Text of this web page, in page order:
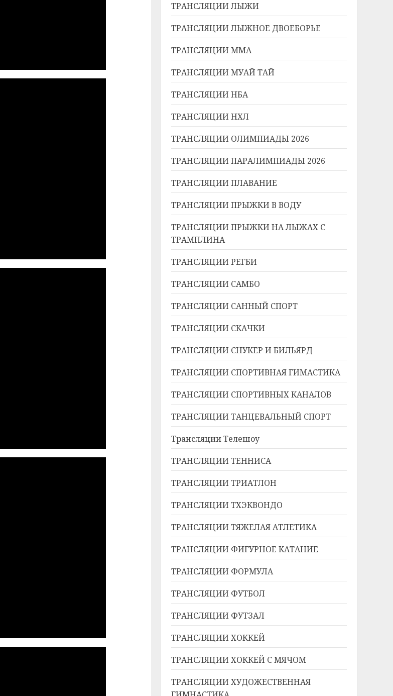
ТРАНСЛЯЦИИ ЛЫЖИ
ТРАНСЛЯЦИИ ЛЫЖНОЕ ДВОЕБОРЬЕ
ТРАНСЛЯЦИИ ММА
ТРАНСЛЯЦИИ МУАЙ ТАЙ
ТРАНСЛЯЦИИ НБА
ТРАНСЛЯЦИИ НХЛ
ТРАНСЛЯЦИИ ОЛИМПИАДЫ 2026
ТРАНСЛЯЦИИ ПАРАЛИМПИАДЫ 2026
ТРАНСЛЯЦИИ ПЛАВАНИЕ
ТРАНСЛЯЦИИ ПРЫЖКИ В ВОДУ
ТРАНСЛЯЦИИ ПРЫЖКИ НА ЛЫЖАХ С
ТРАМПЛИНА
ТРАНСЛЯЦИИ РЕГБИ
ТРАНСЛЯЦИИ САМБО
ТРАНСЛЯЦИИ САННЫЙ СПОРТ
ТРАНСЛЯЦИИ СКАЧКИ
ТРАНСЛЯЦИИ СНУКЕР И БИЛЬЯРД
ТРАНСЛЯЦИИ СПОРТИВНАЯ ГИМАСТИКА
ТРАНСЛЯЦИИ СПОРТИВНЫХ КАНАЛОВ
ТРАНСЛЯЦИИ ТАНЦЕВАЛЬНЫЙ СПОРТ
Трансляции Телешоу
ТРАНСЛЯЦИИ ТЕННИСА
ТРАНСЛЯЦИИ ТРИАТЛОН
ТРАНСЛЯЦИИ ТХЭКВОНДО
ТРАНСЛЯЦИИ ТЯЖЕЛАЯ АТЛЕТИКА
ТРАНСЛЯЦИИ ФИГУРНОЕ КАТАНИЕ
ТРАНСЛЯЦИИ ФОРМУЛА
ТРАНСЛЯЦИИ ФУТБОЛ
ТРАНСЛЯЦИИ ФУТЗАЛ
ТРАНСЛЯЦИИ ХОККЕЙ
ТРАНСЛЯЦИИ ХОККЕЙ С МЯЧОМ
ТРАНСЛЯЦИИ ХУДОЖЕСТВЕННАЯ